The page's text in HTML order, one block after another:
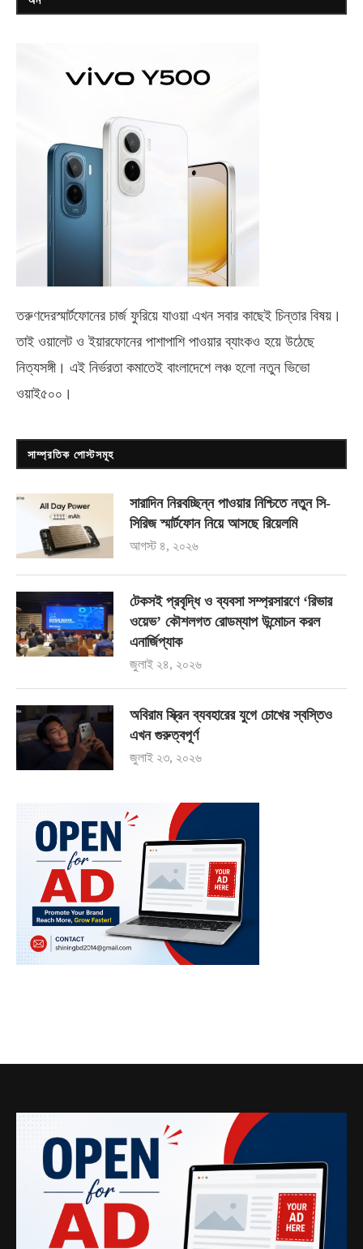
তরুণদেরস্মার্টফোনের চার্জ ফুরিয়ে যাওয়া এখন সবার কাছেই চিন্তার বিষয়।
তাই ওয়ালেট ও ইয়ারফোনের পাশাপাশি পাওয়ার ব্যাংকও হয়ে উঠেছে
নিত্যসঙ্গী। এই নির্ভরতা কমাতেই বাংলাদেশে লঞ্চ হলো নতুন ভিভো
ওয়াই৫০০ ।
সাম্প্রতিক পোস্টসমূহ
সারাদিন নিরবচ্ছিন্ন পাওয়ার নিশ্চিতে নতুন সি-
সিরিজ স্মার্টফোন নিয়ে আসছে রিয়েলমি
আগস্ট ৪, ২০২৬
টেকসই প্রবৃদ্ধি ও ব্যবসা সম্প্রসারণে ‘রিভার
ওয়েভ’ কৌশলগত রোডম্যাপ উন্মোচন করল
এনার্জিপ্যাক
জুলাই ২৪, ২০২৬
অবিরাম স্ক্রিন ব্যবহারের যুগে চোখের স্বস্তিও
এখন গুরুত্বপূর্ণ
জুলাই ২৩, ২০২৬